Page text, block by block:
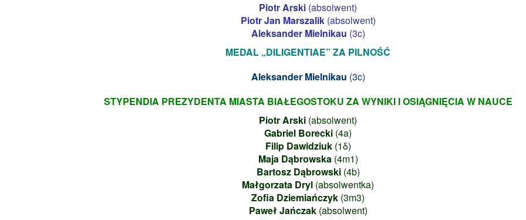
Piotr Arski (absolwent)
Piotr Jan Marszalik(absolwent)
Aleksander Mielnikau (3c)
MEDAL „DILIGENTIAE” ZA PILNOŚĆ
Aleksander Mielnikau (3c)
STYPENDIA PREZYDENTA MIASTA BIAŁEGOSTOKU ZA WYNIKI I OSIĄGNIĘCIA W NAUCE
Piotr Arski (absolwent)
Gabriel Borecki (4a)
Filip Dawidziuk(1δ)
Maja Dąbrowska(4m1)
Bartosz Dąbrowski(4b)
Małgorzata Dryl (absolwentka)
Zofia Dziemiańczyk (3m3)
Paweł Jańczak(absolwent)